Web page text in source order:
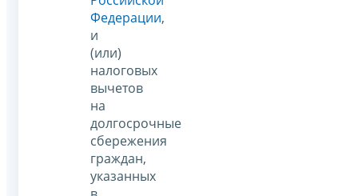
Федерации,
и
(или)
налоговых
вычетов
на
долгосрочные
сбережения
граждан,
указанных